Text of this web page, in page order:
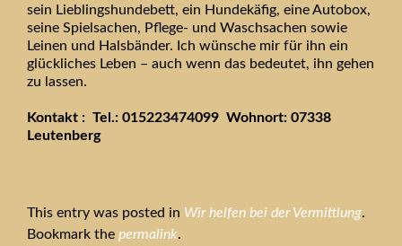
sein Lieblingshundebett, ein Hundekäfig, eine Autobox,
seine Spielsachen, Pflege- und Waschsachen sowie
Leinen und Halsbänder. Ich wünsche mir für ihn ein
glückliches Leben – auch wenn das bedeutet, ihn gehen
zu lassen.
Kontakt : Tel.: 015223474099 Wohnort: 07338
Leutenberg
This entry was posted in Wir helfen bei der Vermittlung.
Bookmark the permalink.